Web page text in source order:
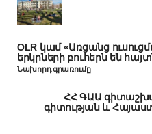
OLR կամ «Առցանց
երկրների բուհերն են
Նախորդ գրառումը
ՀՀ ԳԱԱ
գիտության և